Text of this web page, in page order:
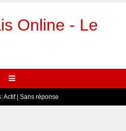
Online - Le
Actif| Sans réponse